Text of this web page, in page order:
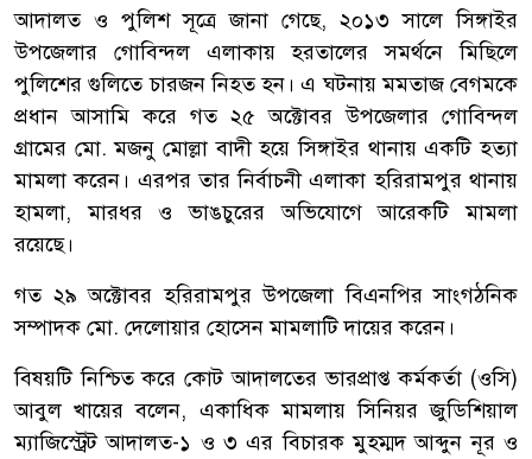
আদালত ও পুলিশ সূত্রে জানা গেছে, ২০১৩ সালে সিঙ্গাইর
উপজেলার গোবিন্দল এলাকায় হরতালের সমর্থনে মিছিলে
পুলিশের গুলিতে চারজন নিহত হন। এ ঘটনায় মমতাজ বেগমকে
প্রধান আসামি করে গত ২৫ অক্টোবর উপজেলার গোবিন্দল
গ্রামের মো. মজনু মোল্লা বাদী হয়ে সিঙ্গাইর থানায় একটি হত্যা
মামলা করেন। এরপর তার নির্বাচনী এলাকা হরিরামপুর থানায়
হামলা, মারধর ও ভাঙচুরের অভিযোগে আরেকটি মামলা
রয়েছে।
গত ২৯ অক্টোবর হরিরামপুর উপজেলা বিএনপির সাংগঠনিক
সম্পাদক মো. দেলোয়ার হোসেন মামলাটি দায়ের করেন।
বিষয়টি নিশ্চিত করে কোট আদালতের ভারপ্রাপ্ত কর্মকর্তা (ওসি)
আবুল খায়ের বলেন, একাধিক মামলায় সিনিয়র জুডিশিয়াল
ম্যাজিস্ট্রেট আদালত-১ ও ৩ এর বিচারক মুহম্মদ আব্দুন নূর ও